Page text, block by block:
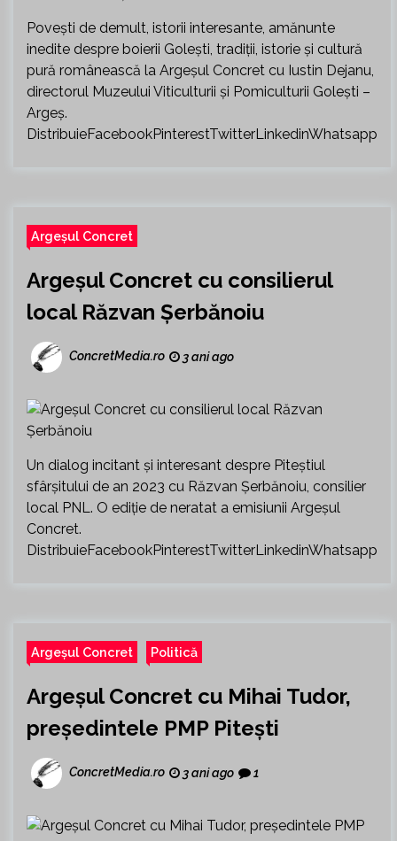
Povești de demult, istorii interesante, amănunte
inedite despre boierii Golești, tradiții, istorie și cultură
pură românească la Argeșul Concret cu Iustin Dejanu,
directorul Muzeului Viticulturii și Pomiculturii Golești –
Argeș.
DistribuieFacebookPinterestTwitterLinkedinWhatsapp
Argeșul Concret
Argeșul Concret cu consilierul
local Răzvan Șerbănoiu
ConcretMedia.ro 3 ani ago
Un dialog incitant și interesant despre Piteștiul
sfârșitului de an 2023 cu Răzvan Șerbănoiu, consilier
local PNL. O ediție de neratat a emisiunii Argeșul
Concret.
DistribuieFacebookPinterestTwitterLinkedinWhatsapp
Argeșul Concret Politică
Argeșul Concret cu Mihai Tudor,
președintele PMP Pitești
ConcretMedia.ro 3 ani ago 1